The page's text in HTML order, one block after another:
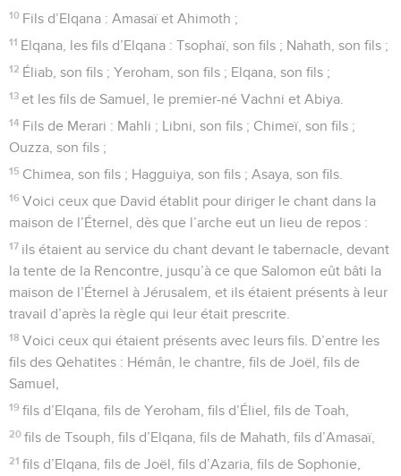
10 Fils d’Elqana : Amasaï et Ahimoth ;
11 Elqana, les fils d’Elqana : Tsophaï, son fils ; Nahath, son fils ;
12 Éliab, son fils ; Yeroham, son fils ; Elqana, son fils ;
13 et les fils de Samuel, le premier-né Vachni et Abiya.
14 Fils de Merari : Mahli ; Libni, son fils ; Chimeï, son fils ;
Ouzza, son fils ;
15 Chimea, son fils ; Hagguiya, son fils ; Asaya, son fils.
16 Voici ceux que David établit pour diriger le chant dans la
maison de l’Éternel, dès que l’arche eut un lieu de repos :
17 ils étaient au service du chant devant le tabernacle, devant
la tente de la Rencontre, jusqu’à ce que Salomon eût bâti la
maison de l’Éternel à Jérusalem, et ils étaient présents à leur
travail d’après la règle qui leur était prescrite.
18 Voici ceux qui étaient présents avec leurs fils. D’entre les
fils des Qehatites : Hémân, le chantre, fils de Joël, fils de
Samuel,
19 fils d’Elqana, fils de Yeroham, fils d’Éliel, fils de Toah,
20 fils de Tsouph, fils d’Elqana, fils de Mahath, fils d’Amasaï,
21 fils d’Elqana, fils de Joël, fils d’Azaria, fils de Sophonie,